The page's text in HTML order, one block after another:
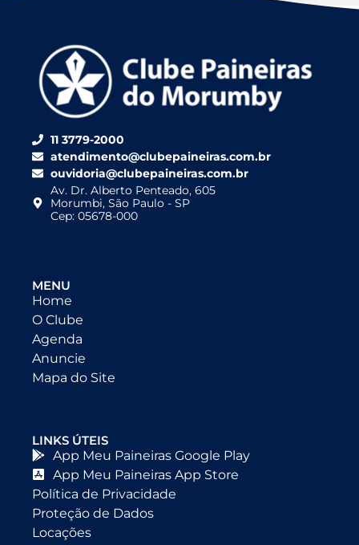
11 3779-2000
atendimento@clubepaineiras.com.br
ouvidoria@clubepaineiras.com.br
Av. Dr. Alberto Penteado, 605
Morumbi, São Paulo - SP
Cep: 05678-000
MENU
Home
O Clube
Agenda
Anuncie
Mapa do Site
LINKS ÚTEIS
App Meu Paineiras Google Play
App Meu Paineiras App Store
Política de Privacidade
Proteção de Dados
Locações